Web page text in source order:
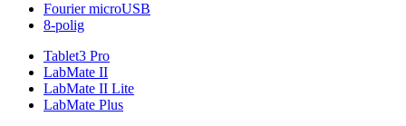
Fourier microUSB
8-polig
Tablet3 Pro
LabMate II
LabMate II Lite
LabMate Plus